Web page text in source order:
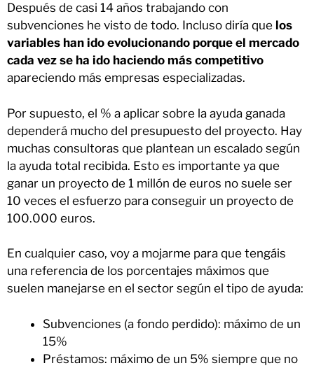
Después de casi 14 años trabajando con
subvenciones he visto de todo. Incluso diría que los
variables han ido evolucionando porque el mercado
cada vez se ha ido haciendo más competitivo
apareciendo más empresas especializadas.
Por supuesto, el % a aplicar sobre la ayuda ganada
dependerá mucho del presupuesto del proyecto. Hay
muchas consultoras que plantean un escalado según
la ayuda total recibida. Esto es importante ya que
ganar un proyecto de 1 millón de euros no suele ser
10 veces el esfuerzo para conseguir un proyecto de
100.000 euros.
En cualquier caso, voy a mojarme para que tengáis
una referencia de los porcentajes máximos que
suelen manejarse en el sector según el tipo de ayuda:
Subvenciones (a fondo perdido): máximo de un
15%
Préstamos: máximo de un 5% siempre que no